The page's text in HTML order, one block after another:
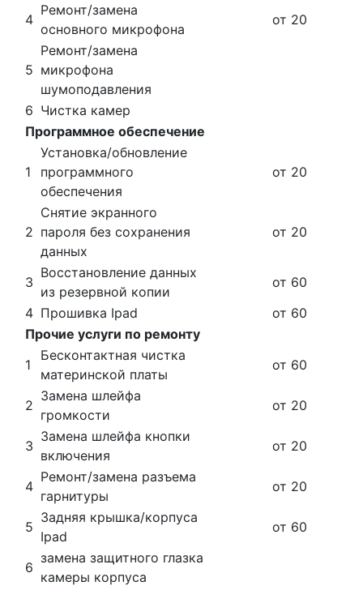
4
Ремонт/замена
основного микрофона
от 20
5
Ремонт/замена
микрофона
шумоподавления
6 Чистка камер
Программное обеспечение
1
Установка/обновление
программного
обеспечения
от 20
2
Cнятие экранного
пароля без сохранения
данных
от 20
3
Восстановление данных
из резервной копии
от 60
4 Прошивка Ipad
от 60
Прочие услуги по ремонту
1
Бесконтактная чистка
материнской платы
от 60
2
Замена шлейфа
громкости
от 20
3
Замена шлейфа кнопки
включения
от 20
4
Ремонт/замена разъема
гарнитуры
от 20
5
Задняя крышка/корпуса
Ipad
от 60
6
замена защитного глазка
камеры корпуса